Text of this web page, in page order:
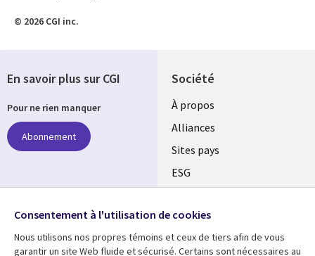
© 2026 CGI inc.
Société
À propos
Alliances
Sites pays
ESG
Fusions
Salle de presse
En savoir plus sur CGI
Pour ne rien manquer
Abonnement
Suivez-nous
Social
Consentement à l'utilisation de cookies
Nous utilisons nos propres témoins et ceux de tiers afin de vous
garantir un site Web fluide et sécurisé. Certains sont nécessaires au